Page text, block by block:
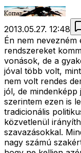
2013.05.27. 12:48
Én nem
rendszereket
vonások, de a
jóval több volt,
nem volt rendes
jól, de mindenképp
szerintem ezen is
tradicionális
közvetlenül
szavazásokkal.
nagy számú